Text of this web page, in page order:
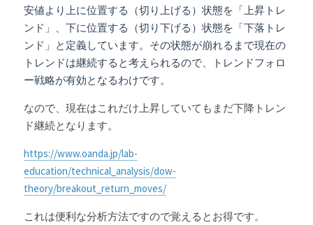
安値より上に位置する（切り上げる）状態を「上昇トレ
ンド」、下に位置する（切り下げる）状態を「下落トレ
ンド」と定義しています。その状態が崩れるまで現在の
トレンドは継続すると考えられるので、トレンドフォロ
ー戦略が有効となるわけです。
なので、現在はこれだけ上昇していてもまだ下降トレン
ド継続となります。
https://www.oanda.jp/lab-
education/technical_analysis/dow-
theory/breakout_return_moves/
これは便利な分析方法ですので覚えるとお得です。